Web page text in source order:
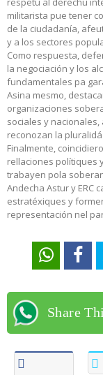
militarista pue tener
de la ciudadanía,
y a los sectores
Como respuesta,
la negociación y los
fundamentales pa
Asina mesmo,
organizaciones
sociales y
reconozan la
Finalmente,
rellaciones polítiques
trabayen pola
Andecha Astur y ERC
estratéxiques y
representación nel
Share